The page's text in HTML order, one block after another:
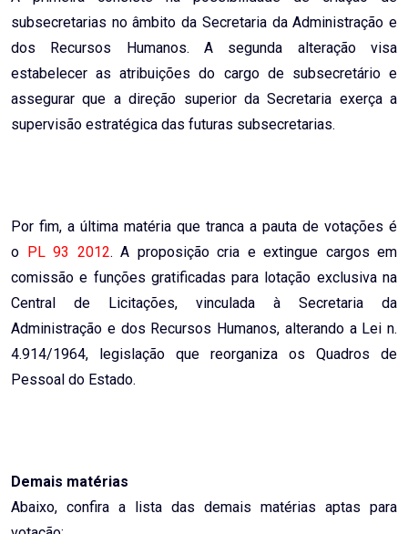
subsecretarias no âmbito da Secretaria da Administração e
dos Recursos Humanos. A segunda alteração visa
estabelecer as atribuições do cargo de subsecretário e
assegurar que a direção superior da Secretaria exerça a
supervisão estratégica das futuras subsecretarias.
Por fim, a última matéria que tranca a pauta de votações é
o
PL 93 2012. A proposição cria e extingue cargos em
comissão e funções gratificadas para lotação exclusiva na
Central de Licitações, vinculada à Secretaria da
Administração e dos Recursos Humanos, alterando a Lei n.
4.914/1964, legislação que reorganiza os Quadros de
Pessoal do Estado.
Demais matérias
Abaixo, confira a lista das demais matérias aptas para